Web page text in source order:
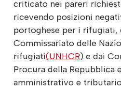
criticato nei pareri
ricevendo posizioni
portoghese per i rifugiati,
Commissariato delle
rifugiati(UNHCR) e dai
Procura della Repubblica
amministrativo e